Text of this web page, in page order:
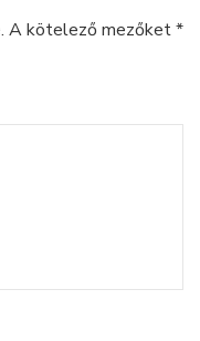
A kötelező mezőket*